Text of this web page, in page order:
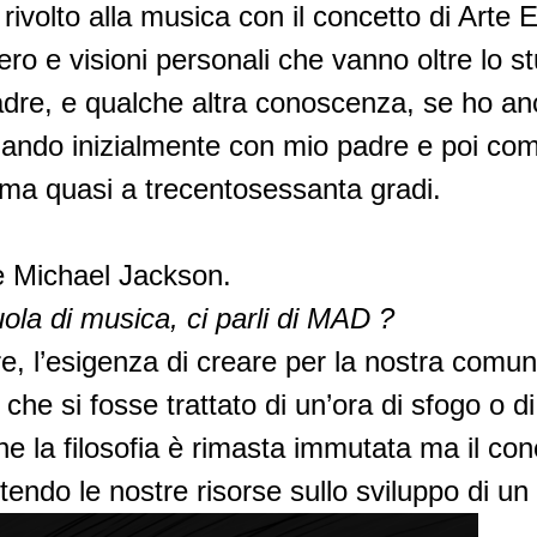
alla musica con il concetto di Arte
e visioni personali che vanno oltre lo
e qualche altra conoscenza, se ho
inizialmente con mio padre e poi
quasi a trecentosessanta gradi.
Michael Jackson.
di musica, ci parli di MAD ?
l’esigenza di creare per la nostra
si fosse trattato di un’ora di sfogo o
la filosofia è rimasta immutata ma il
le nostre risorse sullo sviluppo di